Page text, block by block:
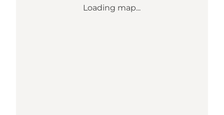
Loading map...